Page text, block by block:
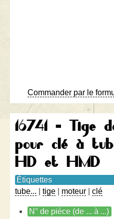
Commander par le
16741 - Tige
pour clé à
HD et HMD
Étiquettes
tube...
tige moteur clé
N° de pièce (de ... à ...)